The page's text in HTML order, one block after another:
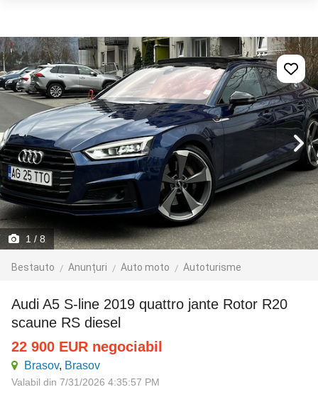
1 / 8
Bestauto Anunțuri Auto moto Autoturisme
Audi A5 S-line 2019 quattro jante Rotor R20
scaune RS diesel
22 900 EUR negociabil
Brasov, Brasov
Valabil din 7/31/2026 4:35:57 PM